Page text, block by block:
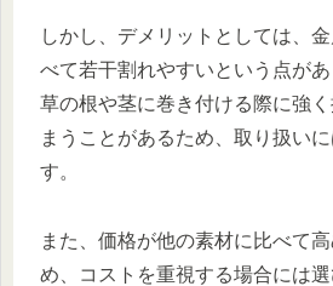
しかし、デメリットとしては、
べて若干割れやすいという点が
草の根や茎に巻き付ける際に強
まうことがあるため、取り扱い
す。
また、価格が他の素材に比べて
め、コストを重視する場合には